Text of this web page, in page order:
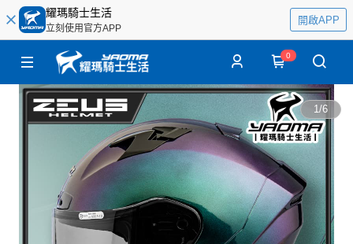
耀瑪騎士生活
立刻使用官方APP
開啟APP
0
1/6